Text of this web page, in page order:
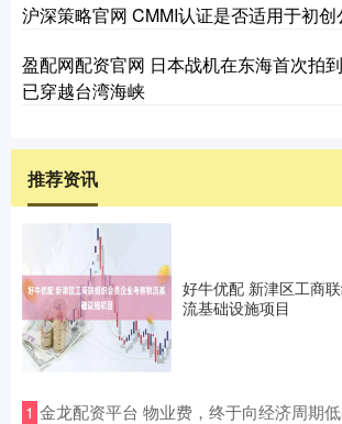
沪深策略官网 CMMI认证是否适用于初创
盈配网配资官网 日本战机在东海首次拍
已穿越台湾海峡
推荐资讯
好牛优配 新津区工商
流基础设施项目
1 金龙配资平台 物业费，终于向经济周期